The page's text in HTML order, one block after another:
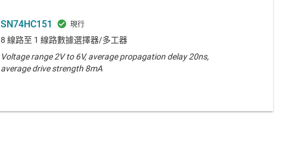
SN74HC151
8 線路至 1 線路數據選擇器/多工器
Voltage range 2V to 6V, average propagation delay 20ns,
average drive strength 8mA